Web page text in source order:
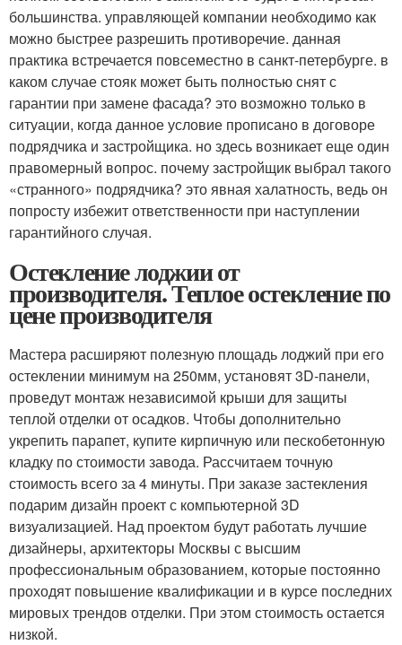
большинства. управляющей компании необходимо как
можно быстрее разрешить противоречие. данная
практика встречается повсеместно в санкт-петербурге. в
каком случае стояк может быть полностью снят с
гарантии при замене фасада? это возможно только в
ситуации, когда данное условие прописано в договоре
подрядчика и застройщика. но здесь возникает еще один
правомерный вопрос. почему застройщик выбрал такого
«странного» подрядчика? это явная халатность, ведь он
попросту избежит ответственности при наступлении
гарантийного случая.
Остекление лоджии от
производителя. Теплое остекление по
цене производителя
Мастера расширяют полезную площадь лоджий при его
остеклении минимум на 250мм, установят 3D-панели,
проведут монтаж независимой крыши для защиты
теплой отделки от осадков. Чтобы дополнительно
укрепить парапет, купите кирпичную или пескобетонную
кладку по стоимости завода. Рассчитаем точную
стоимость всего за 4 минуты. При заказе застекления
подарим дизайн проект с компьютерной 3D
визуализацией. Над проектом будут работать лучшие
дизайнеры, архитекторы Москвы с высшим
профессиональным образованием, которые постоянно
проходят повышение квалификации и в курсе последних
мировых трендов отделки. При этом стоимость остается
низкой.